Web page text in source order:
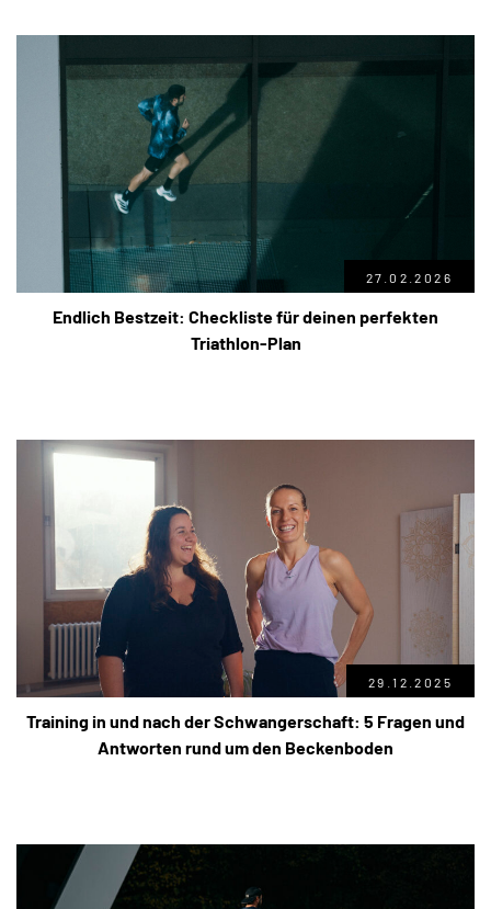
27.02.2026
Endlich Bestzeit: Checkliste für deinen perfekten
Triathlon-Plan
29.12.2025
Training in und nach der Schwangerschaft: 5 Fragen und
Antworten rund um den Beckenboden